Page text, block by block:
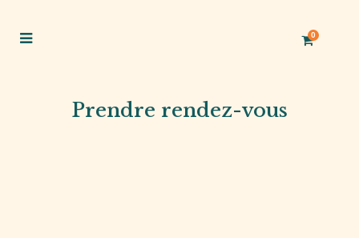
0
Prendre rendez-vous